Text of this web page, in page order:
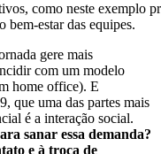
como neste exemplo
bem-estar das equipes.
gere mais
com um modelo
home office). E
que uma das partes mais
é a interação social.
sanar essa demanda?
e à troca de